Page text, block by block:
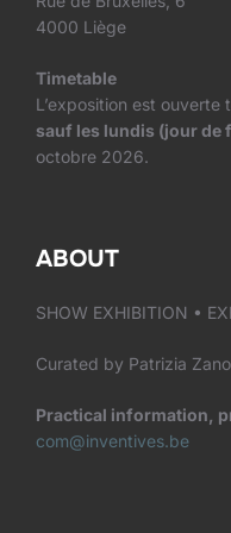
4000 Liège
Timetable
L’exposition est ouverte
sauf les lundis (jour de
octobre 2026.
ABOUT
SHOW EXHIBITION •
Curated by Patrizia
Practical information,
com@inventives.be